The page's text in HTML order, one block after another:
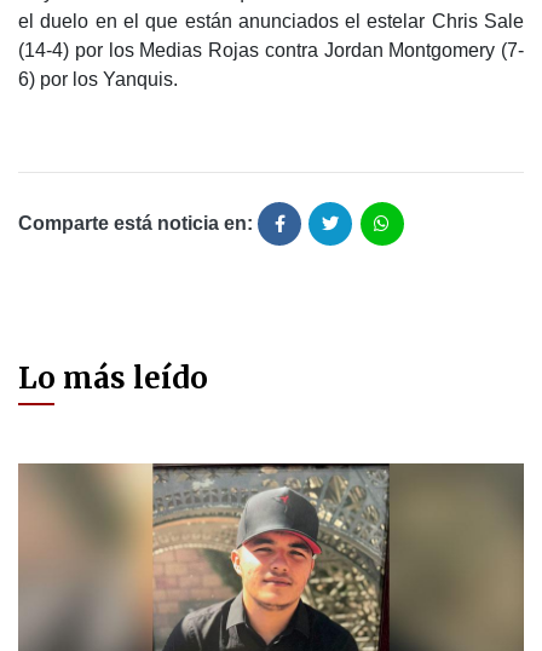
el duelo en el que están anunciados el estelar Chris Sale
(14-4) por los Medias Rojas contra Jordan Montgomery (7-
6) por los Yanquis.
Comparte está noticia en:
Lo más leído